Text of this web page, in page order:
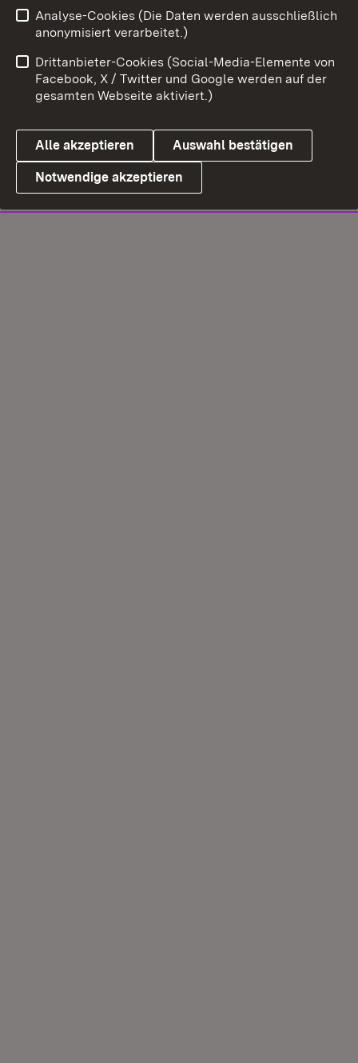
Analyse-Cookies (Die Daten werden ausschließlich
anonymisiert verarbeitet.)
Drittanbieter-Cookies (Social-Media-Elemente von
Facebook, X / Twitter und Google werden auf der
gesamten Webseite aktiviert.)
Alle akzeptieren Auswahl bestätigen
Notwendige akzeptieren